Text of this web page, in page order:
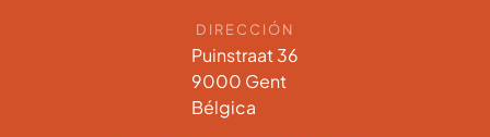
DIRECCIÓN
Puinstraat 36
9000 Gent
Bélgica